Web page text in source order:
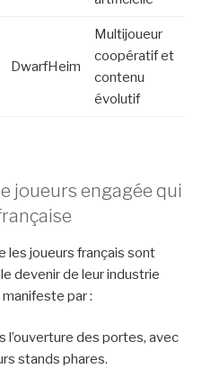
DwarfHeim
Multijoueur
coopératif et
contenu
évolutif
joueurs engagée qui
les joueurs français sont
devenir de leur industrie
par :
l’ouverture des portes, avec
stands phares.